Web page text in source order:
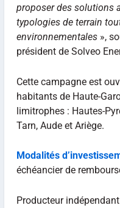
proposer des solutions
typologies de terrain
environnementales»,
président de Solveo
Cette campagne est
habitants de Haute-
limitrophes : Hautes-
Tarn, Aude et Ariège.
Modalités
échéancier de
Producteur